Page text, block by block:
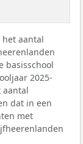
het aantal
basisschool
2025-
aantal
dat in een
met